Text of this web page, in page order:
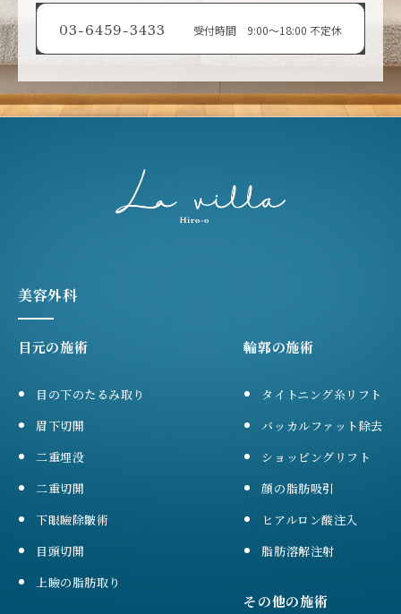
03-6459-3433 受付時間 9:00〜18:00 不定休
美容外科
目元の施術
目の下のたるみ取り
眉下切開
二重埋没
二重切開
下眼瞼除皺術
目頭切開
上瞼の脂肪取り
輪郭の施術
タイトニング糸リフト
バッカルファット除去
ショッピングリフト
顔の脂肪吸引
ヒアルロン酸注入
脂肪溶解注射
その他の施術